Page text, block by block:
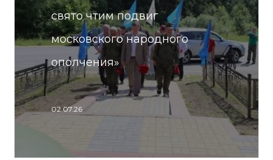
свято чтим подвиг
московского народного
ополчения»
02.07.26